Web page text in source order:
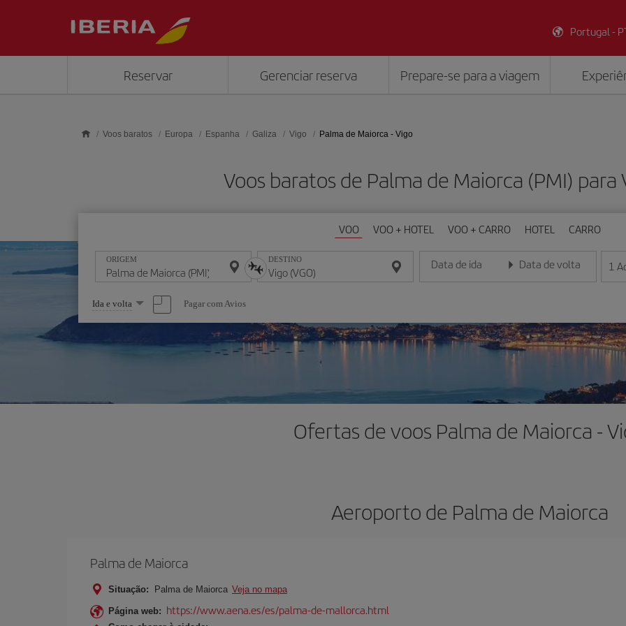
Portugal -
Reservar Gerenciar reserva Prepare-se para a viagem
Voos baratos Europa Espanha Galiza Vigo Palma de Maiorca - Vigo
Voos baratos de Palma de Maiorca (PMI) para
VOO VOO + HOTEL VOO + CARRO HOTEL CARRO
ORIGEM DESTINO Data de ida
Insira a data no formato dia/mês/ano
Data de volta
Insira a data no formato dia/
1
Selecione
uma
opção
Ida e volta Pagar com Avios
Ofertas de voos Palma de Maiorca -
Aeroporto de Palma de Maiorca
Palma de Maiorca
Situação: Palma de Maiorca Veja no mapa
Página web: https://www.aena.es/es/palma-de-mallorca.html